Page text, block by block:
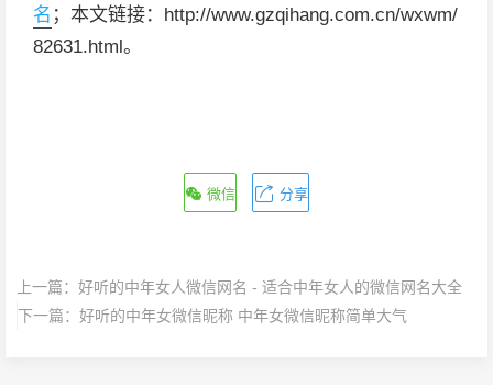
名 ；本文链接：http://www.gzqihang.com.cn/wxwm/
82631.html。
微信 分享
上一篇： 好听的中年女人微信网名 - 适合中年女人的微信网名大全
下一篇： 好听的中年女微信昵称 中年女微信昵称简单大气